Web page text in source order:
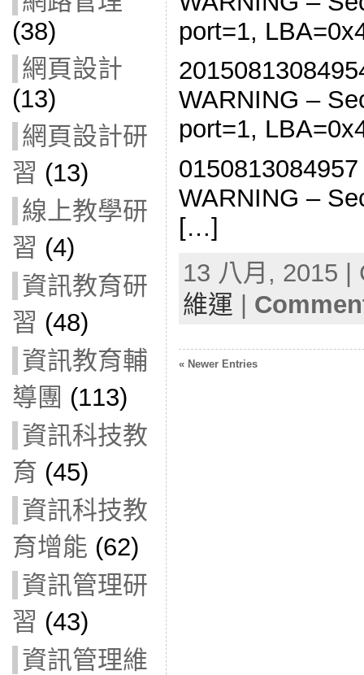
(38)
網頁設計
(13)
網頁設計研
習 (13)
線上教學研
習 (4)
資訊教育研
習 (48)
資訊教育輔
導團 (113)
資訊科技教
育 (45)
資訊科技教
育增能 (62)
資訊管理研
習 (43)
資訊管理維
port=1,
WARNING –
port=1,
WARNING –
[…]
13 八月, 2015
維運
« Newer Entries